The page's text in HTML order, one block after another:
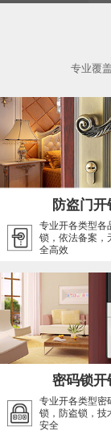
专业覆
防盗门开
专业开各类型各
锁，依法备案，
全高效
密码锁开
专业开各类型密
锁，防盗锁，技
安全